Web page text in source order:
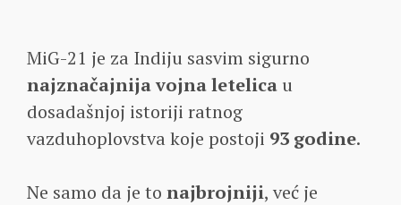
MiG-21 je za Indiju sasvim sigurno
najznačajnija vojna letelica u
dosadašnjoj istoriji ratnog
vazduhoplovstva koje postoji 93 godine.
Ne samo da je to najbrojniji, već je